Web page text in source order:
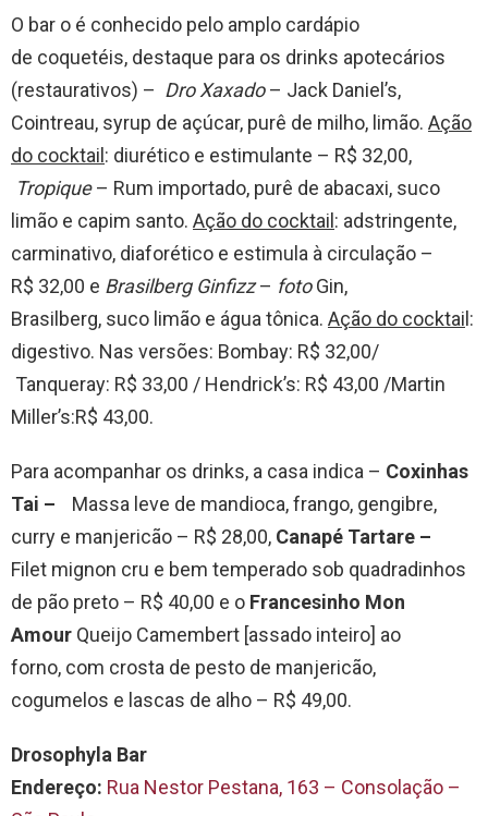
O bar o é conhecido pelo amplo cardápio
de coquetéis, destaque para os drinks apotecários
(restaurativos) – Dro Xaxado– Jack Daniel’s,
Cointreau, syrup de açúcar, purê de milho, limão. Ação
do cocktail : diurético e estimulante – R$ 32,00,
Tropique– Rum importado, purê de abacaxi, suco
limão e capim santo. Ação do cocktail : adstringente,
carminativo, diaforético e estimula à circulação –
R$ 32,00 e Brasilberg Ginfizz– fotoGin,
Brasilberg, suco limão e água tônica. Ação do cocktai l:
digestivo. Nas versões: Bombay: R$ 32,00/
Tanqueray: R$ 33,00 / Hendrick’s: R$ 43,00 /Martin
Miller’s:R$ 43,00.
Para acompanhar os drinks, a casa indica – Coxinhas
Tai – Massa leve de mandioca, frango, gengibre,
curry e manjericão – R$ 28,00, Canapé Tartare –
Filet mignon cru e bem temperado sob quadradinhos
de pão preto – R$ 40,00 e o Francesinho Mon
Amour Queijo Camembert [assado inteiro] ao
forno, com crosta de pesto de manjericão,
cogumelos e lascas de alho – R$ 49,00.
Drosophyla Bar
Endereço: Rua Nestor Pestana, 163 – Consolação –